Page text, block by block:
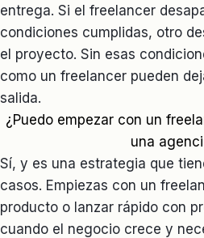
entrega. Si el freelancer
condiciones cumplidas, otro
el proyecto. Sin esas
como un freelancer pueden
salida.
¿Puedo empezar con un
una
Sí, y es una estrategia que
casos. Empiezas con un
producto o lanzar rápido con
cuando el negocio crece y